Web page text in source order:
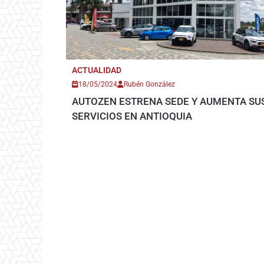
ACTUALIDAD
18/05/2024 Rubén González
AUTOZEN ESTRENA SEDE Y AUMENTA
SERVICIOS EN ANTIOQUIA